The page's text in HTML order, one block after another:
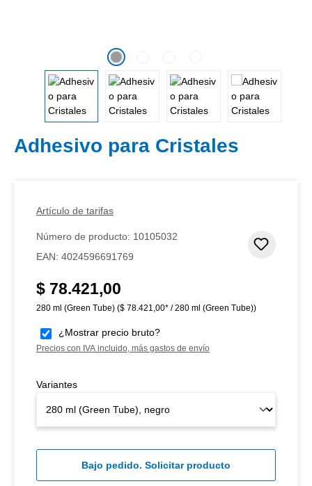
Adhesivo para Cristales
Artículo de tarifas
Número de producto: 10105032
EAN: 4024596691769
Precio normal:
$ 78.421,00
280 ml (Green Tube) ($ 78.421,00* / 280 ml (Green Tube))
¿Mostrar precio bruto?
Precios con IVA incluido, más gastos de envío
Variantes
Bajo pedido. Solicitar producto